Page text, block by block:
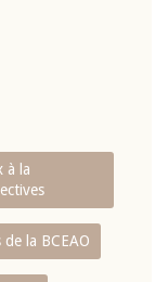
à la
la BCEAO